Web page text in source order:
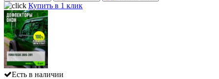
Купить в 1 клик
Есть в наличии